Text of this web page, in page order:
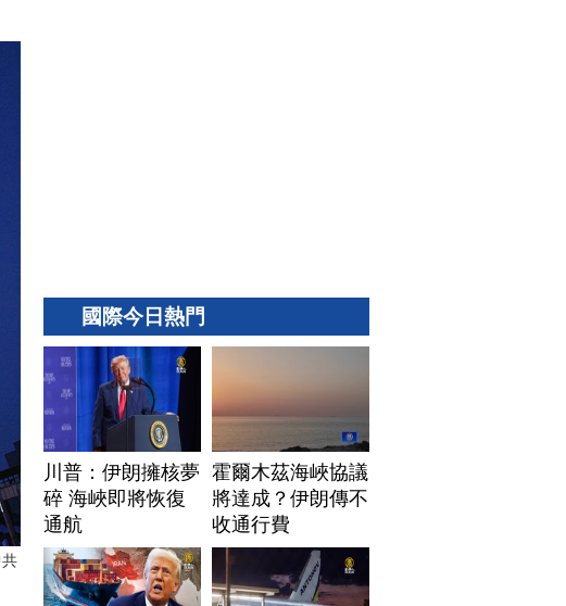
國際今日熱門
川普：伊朗擁核夢
碎 海峽即將恢復
通航
霍爾木茲海峽協議
將達成？伊朗傳不
收通行費